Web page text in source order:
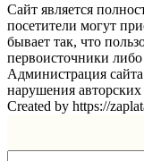
Сайт является
посетители могут
бывает так, что
первоисточники
Администрация сайта
нарушения авторских
Created by https://